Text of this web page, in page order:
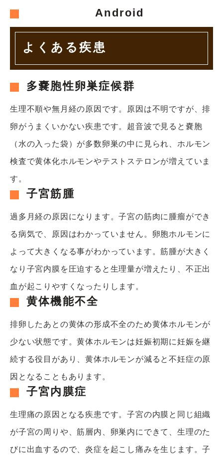
Android
よくある疾患
多嚢胞性卵巣症候群
生理不順や無月経の原因です。 原因は不明ですが、排
卵がうまくいかない疾患です。 超音波で見ると嚢胞
（水の入った袋）が多数卵巣の中に見られ、 ホルモン
検査で黄体化ホルモンやテストステロンが増えていま
す。
子宮筋腫
過多月経の原因になります。子宮の筋肉に腫瘤ができ
る病気で、原因はわかっていません。 卵胞ホルモンに
よって大きくなる事がわかっています。筋腫が大きく
なり子宮内膜を圧迫すると生理量が増えたり、 不正出
血が起こりやすくなったりします。
黄体機能不全
排卵したあとの黄体の形成不全のため黄体ホルモンが
少ない状態です。黄体ホルモンは妊娠初期に妊娠を継
続する役目があり、黄体ホルモンが減ると不妊症の原
因となることもあります。
子宮内膜症
生理痛の原因となる疾患です。子宮の内膜と同じ組織
が子宮の周りや、筋層内、卵巣内にできて、 生理のた
びに出血するので、炎症を起こし痛みを生じます。子